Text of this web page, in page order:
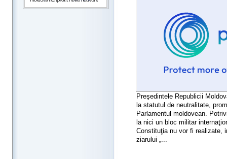
Preşedintele Republicii
la statutul de neutralitate,
Parlamentul moldovean.
la nici un bloc militar
Constituţia nu vor fi realizate,
ziarului „...